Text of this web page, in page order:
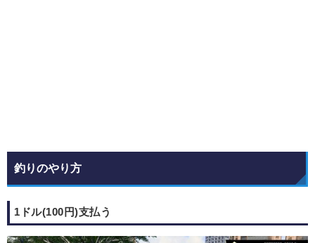
釣りのやり方
1ドル(100円)支払う